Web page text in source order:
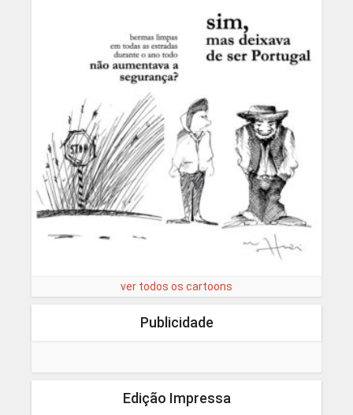
ver todos os cartoons
Publicidade
Edição Impressa